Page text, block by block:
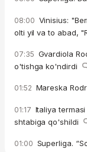
08:00 Vinisius:
olti yil va to abad,
07:35 Gvardiola
o'tishga ko'ndirdi
01:52 Mareska
01:17 Italiya
shtabiga qo'shildi
01:00 Superliga.